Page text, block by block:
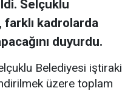
Selçuklu
kadrolarda
duyurdu.
Belediyesi iştiraki
üzere toplam